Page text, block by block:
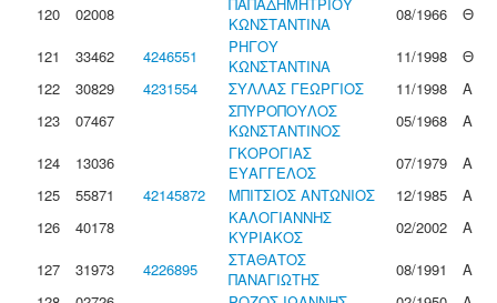
120
02008
ΚΩΝΣΤΑΝΤΙΝΑ
08/1966
Θ
121
33462 4246551
ΡΗΓΟΥ
ΚΩΝΣΤΑΝΤΙΝΑ
11/1998
Θ
122
30829 4231554 ΣΥΛΛΑΣ ΓΕΩΡΓΙΟΣ 11/1998
Α
123
07467
ΣΠΥΡΟΠΟΥΛΟΣ
ΚΩΝΣΤΑΝΤΙΝΟΣ
05/1968
Α
124
13036
ΓΚΟΡΟΓΙΑΣ
ΕΥΑΓΓΕΛΟΣ
07/1979
Α
125
55871 42145872 ΜΠΙΤΣΙΟΣ ΑΝΤΩΝΙΟΣ 12/1985
Α
126
40178
ΚΑΛΟΓΙΑΝΝΗΣ
ΚΥΡΙΑΚΟΣ
02/2002
Α
127
31973 4226895
ΣΤΑΘΑΤΟΣ
ΠΑΝΑΓΙΩΤΗΣ
08/1991
Α